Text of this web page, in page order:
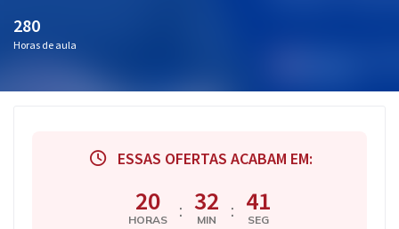
Aprovados
280
Horas de aula
ESSAS OFERTAS ACABAM EM:
20
HORAS : 32
MIN : 41
SEG